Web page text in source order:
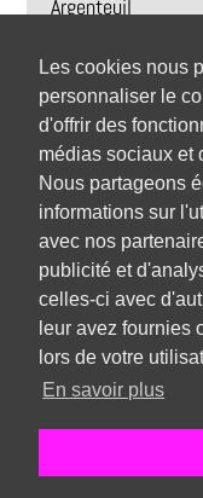
Les cookies nous
personnaliser le
d'offrir des
médias sociaux et
Nous partageons
informations sur
avec nos
publicité et
celles-ci avec
leur avez fournies
lors de votre
En savoir plus
Argenteuil
Boulogne-